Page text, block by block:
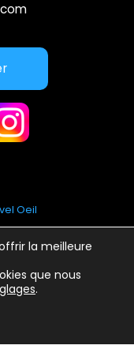
la meilleure
que nous
.
cookies GDPR
Oeil